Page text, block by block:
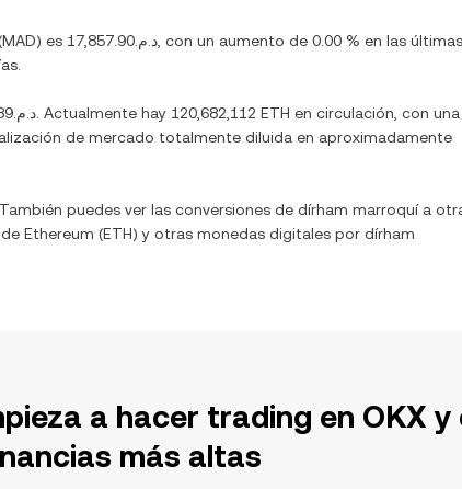
MAD) es د.م.17,857.90 , con un aumento de 0.00 % en las últimas
د.م.46,032.89 . Actualmente hay 120,682,112 ETH en circulación, con una
de mercado totalmente diluida en aproximadamente
puedes ver las conversiones de dírham marroquía
Ethereum (ETH) y otras monedas digitales por dírham
a hacer trading en OKX
más altas